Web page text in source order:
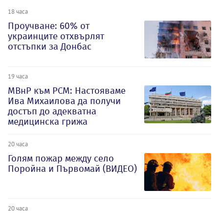
18 часа
Проучване: 60% от
украинците отхвърлят
отстъпки за Донбас
19 часа
МВнР към РСМ: Настояваме
Ива Михаилова да получи
достъп до адекватна
медицинска грижа
20 часа
Голям пожар между село
Поройна и Първомай (ВИДЕО)
20 часа